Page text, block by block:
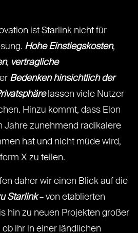
ist Starlink nicht für
Hohe Einstiegskosten,
, vertragliche
Bedenken hinsichtlich der
lassen viele Nutzer
Hinzu kommt, dass Elon
Jahre zunehmend radikalere
hat und nicht müde wird,
X zu teilen.
daher wir einen Blick auf die
Starlink– von etablierten
hin zu neuen Projekten großer
ob ihr in einer ländlichen